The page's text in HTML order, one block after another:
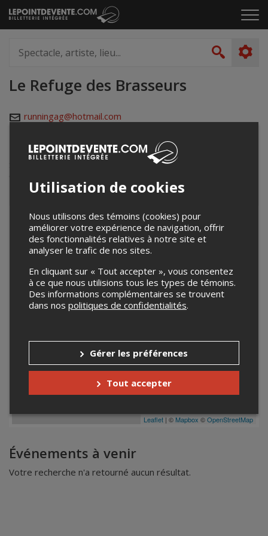
Passer
au
le
artiste,
lieu...
Le Refuge des Brasseurs
runningag@hotmail.com
2155 Rue Galt Ouest
+
−
Leaflet | © Mapbox ©OpenStreetMap
Événements à venir
Votre recherche n'a retourné aucun résultat.
Utilisation de cookies
Nous utilisons des témoins (cookies) pour
améliorer votre expérience de navigation, offrir
des fonctionnalités relatives à notre site et
analyser le trafic de nos sites.
En cliquant sur « Tout accepter », vous consentez
à ce que nous utilisions tous les types de témoins.
Des informations complémentaires se trouvent
dans nos politiques de confidentialités.
Gérer les préférences
Tout accepter